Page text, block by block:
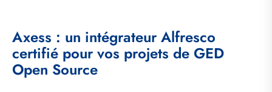
Axess : un intégrateur Alfresco
certifié pour vos projets de GED
Open Source